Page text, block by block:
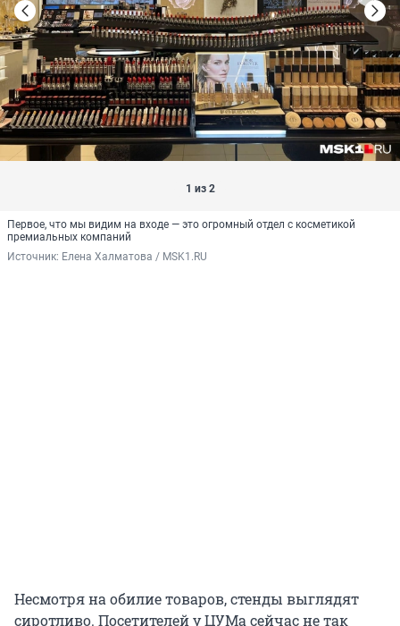
1 из 2
Первое, что мы видим на входе — это огромный отдел с косметикой
премиальных компаний
Источник: Елена Халматова / MSK1.RU
Несмотря на обилие товаров, стенды выглядят
сиротливо. Посетителей у ЦУМа сейчас не так